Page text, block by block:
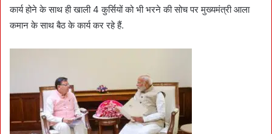
कार्य होने के साथ ही खाली 4 कुर्सियों को भी भरने की सोच पर मुख्यमंत्री आला
कमान के साथ बैठ के कार्य कर रहे हैं.